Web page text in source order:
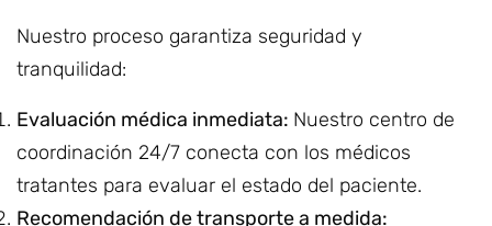
Nuestro proceso garantiza seguridad y
tranquilidad:
Evaluación médica inmediata: Nuestro centro de
coordinación 24/7 conecta con los médicos
tratantes para evaluar el estado del paciente.
Recomendación de transporte a medida: